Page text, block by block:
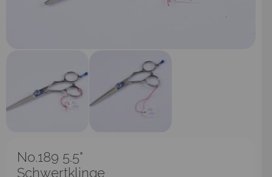
No.189 5.5"
Schwertklinge